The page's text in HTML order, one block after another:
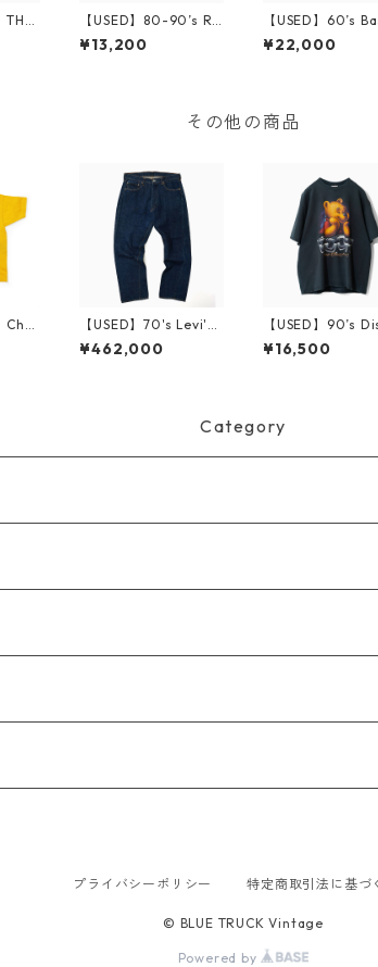
THE
【USED】80-90’s Re
yn Spooner S/S Shirt
L Diamond Head
¥13,200
【USED】60’s
all Shirt K 36
¥22,000
その他の商品
【USED】70's Levi's
501 66 Single Sleek S
tamp 実寸 W34 L28
¥462,000
【USED】90’s
POOH T-Shirt XL
¥16,500
Category
プライバシーポリシー 特定商取引法に基づ
© BLUE TRUCK Vintage
Powered by